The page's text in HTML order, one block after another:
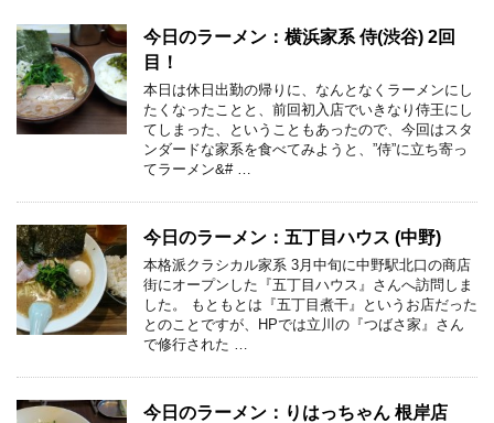
今日のラーメン：横浜家系 侍(渋谷) 2回
目！
本日は休日出勤の帰りに、なんとなくラーメンにし
たくなったことと、前回初入店でいきなり侍王にし
てしまった、ということもあったので、今回はスタ
ンダードな家系を食べてみようと、”侍”に立ち寄っ
てラーメン&# …
今日のラーメン：五丁目ハウス (中野)
本格派クラシカル家系 3月中旬に中野駅北口の商店
街にオープンした『五丁目ハウス』さんへ訪問しま
した。 もともとは『五丁目煮干』というお店だった
とのことですが、HPでは立川の『つばさ家』さん
で修行された …
今日のラーメン：りはっちゃん 根岸店